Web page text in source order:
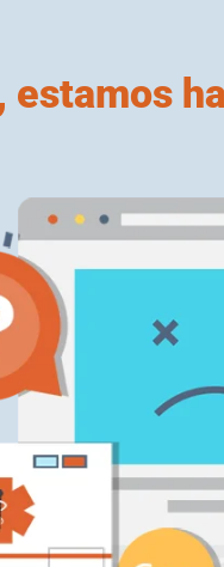
estamos